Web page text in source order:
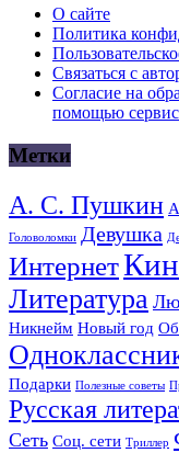
О сайте
Политика
Связаться с
Согласие на
помощью
Метки
А. С. Пушкин
Головоломки Девушка
Интернет
Литература
Никнейм Новый год
Подарки Полезные советы
Русская
Сеть Соц. сети Триллер